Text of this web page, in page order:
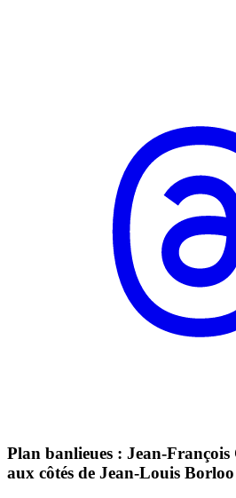
Plan banlieues : Jean-François
aux côtés de Jean-Louis Borloo